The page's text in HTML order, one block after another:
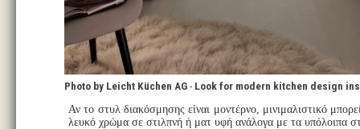
Photo by Leicht Küchen AG - Look for modern kitchen design
Αν το στυλ διακόσμησης είναι μοντέρνο, μινιμαλιστικό
λευκό χρώμα σε στιλπνή ή ματ υφή ανάλογα με τα υπόλοιπα